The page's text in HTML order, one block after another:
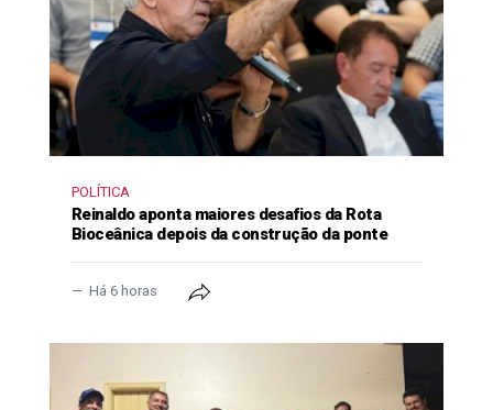
POLÍTICA
Reinaldo aponta maiores desafios da Rota
Bioceânica depois da construção da ponte
Há 6 horas